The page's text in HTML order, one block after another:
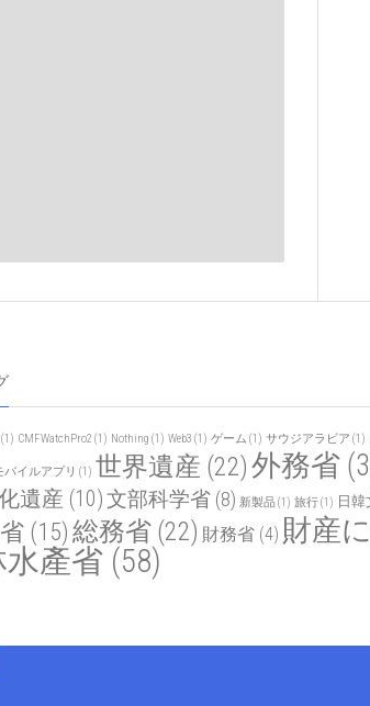
(1) CMFWatchPro2 (1) Nothing (1) Web3 (1) ゲーム (1) サウジアラビア (1)
バイルアプリ (1) 世界遺産 (22)外務省
遺産 (10)文部科学省(8) 新製品(1) 旅行(1) 日韓
(15) 総務省(22) 財務省(4) 財産
水產省(58)